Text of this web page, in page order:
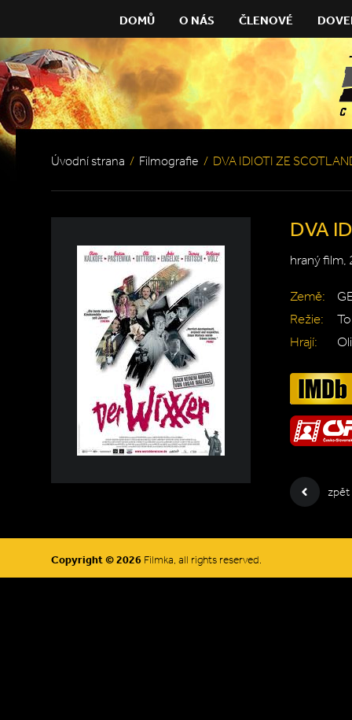
DOMŮ O NÁS ČLENOVÉ
Úvodní strana / Filmografie / DVA IDIOTI ZE
DVA
hraný film,
Země:
Režie:
Hrají:
zpět
Copyright © 2026 Filmka, all rights reserved.